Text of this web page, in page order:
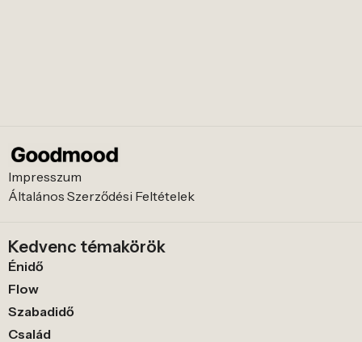
Impresszum
Általános Szerződési Feltételek
Kedvenc témakörök
Énidő
Flow
Szabadidő
Család